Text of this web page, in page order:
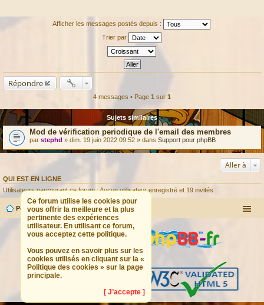
Afficher les messages postés depuis :
Trier par
Répondre
4 messages • Page 1 sur 1
Sujets similaires
Mod de vérification periodique de l'email des membres
par stephd » dim. 19 juin 2022 09:52 » dans Support pour phpBB
Aller à
QUI EST EN LIGNE
Utilisateurs parcourant ce forum : Aucun utilisateur enregistré et 19 invités
Ce forum utilise les cookies pour
vous offrir la meilleure et la plus
pertinente des expériences
utilisateur. En utilisant ce forum,
vous acceptez cette politique.
Vous pouvez en savoir plus sur les
cookies utilisés en cliquant sur la «
Politique des cookies » sur la page
principale.
[ J’accepte ]
Portail Forum